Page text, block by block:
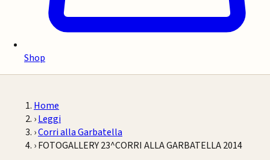
Shop
Home
›Leggi
›Corri alla Garbatella
›FOTOGALLERY 23^CORRI ALLA GARBATELLA 2014